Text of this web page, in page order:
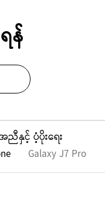
န်
နှင့် ပံ့ပိုးရေး
Galaxy J7 Pro